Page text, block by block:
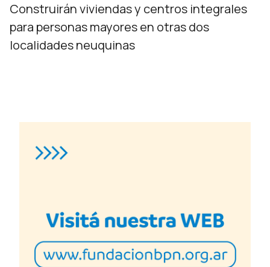
Construirán viviendas y centros integrales
para personas mayores en otras dos
localidades neuquinas